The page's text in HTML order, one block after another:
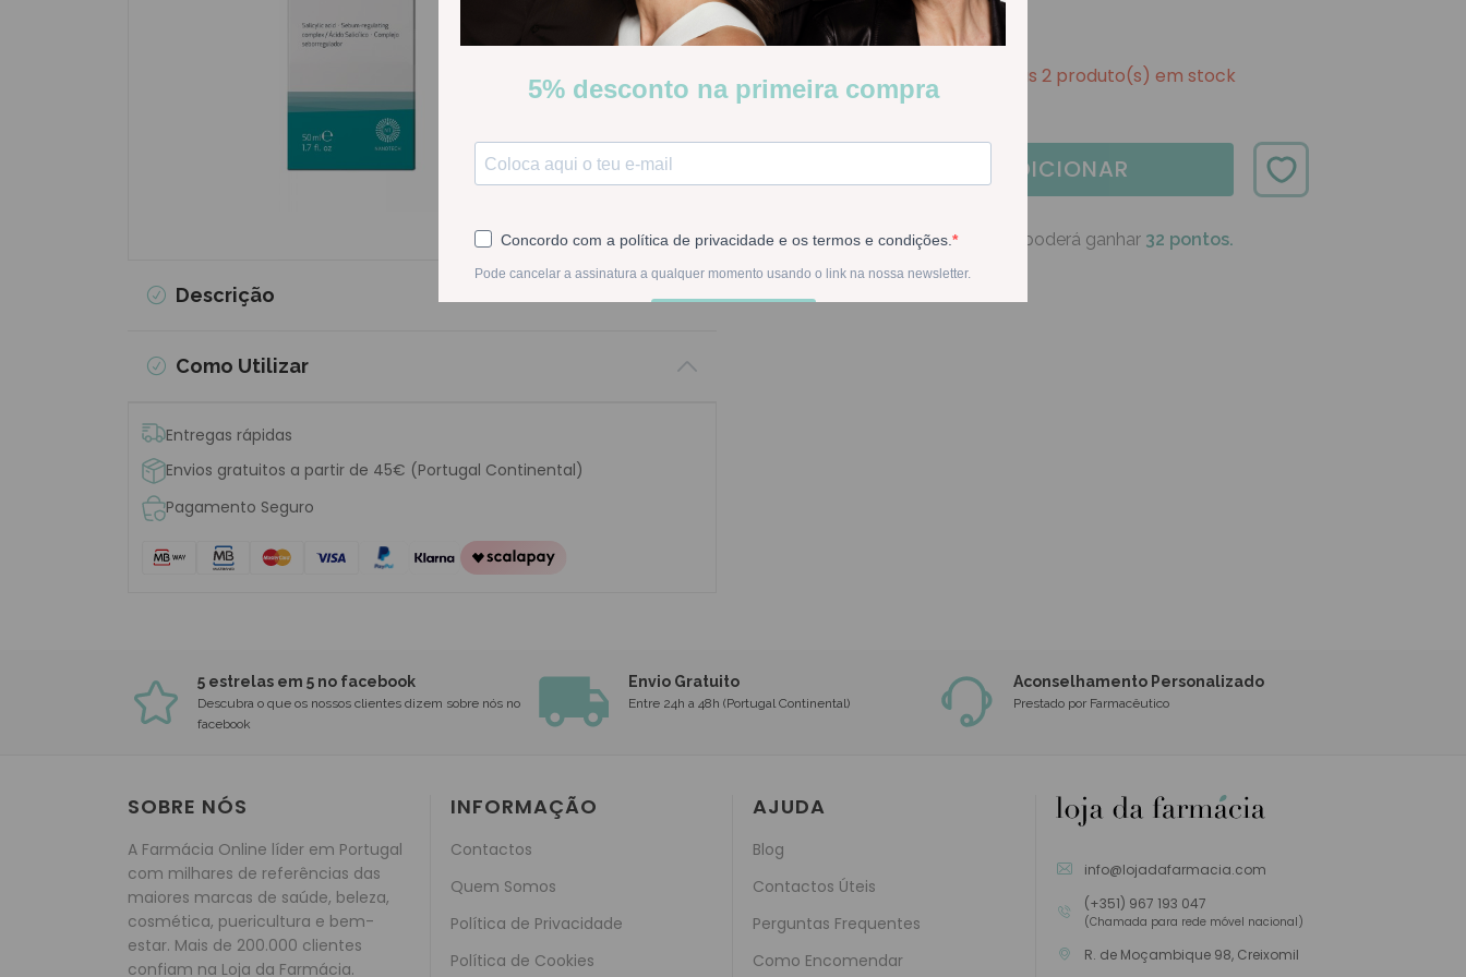
Descrição
Como Utilizar
Entregas rápidas
Envios gratuitos a partir de 45€ (Portugal Continental)
Pagamento Seguro
Salises Gel Hidratante 50 Ml
Poucas Unidades
Apenas 2 produto(s) em stock
Disponível
ADICIONAR
Na compra deste produto poderá ganhar 32 pontos.
5 estrelas em 5 no facebook
Descubra o que os nossos clientes dizem sobre nós no
facebook
Envio Gratuito
Entre 24h a 48h (Portugal Continental)
Aconselhamento Personalizado
Prestado por Farmacêutico
SOBRE NÓS
A Farmácia Online líder em Portugal
com milhares de referências das
maiores marcas de saúde, beleza,
cosmética, puericultura e bem-
estar. Mais de 200.000 clientes
confiam na Loja da Farmácia.
INFORMAÇÃO
Contactos
Quem Somos
Política de Privacidade
Política de Cookies
AJUDA
Blog
Contactos Úteis
Perguntas Frequentes
Como Encomendar
info@lojadafarmacia.com
(+351) 967 193 047
(Chamada para rede móvel nacional)
R. de Moçambique 98, Creixomil